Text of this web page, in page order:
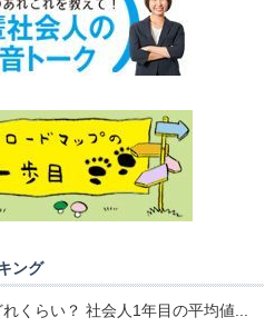
ング
くらい？ 社会人1年目の平均値...